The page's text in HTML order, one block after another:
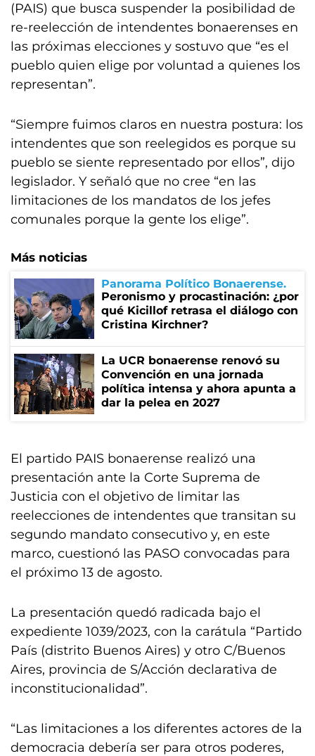
(PAIS) que busca suspender la posibilidad de
re-reelección de intendentes bonaerenses en
las próximas elecciones y sostuvo que “es el
pueblo quien elige por voluntad a quienes los
representan”.
“Siempre fuimos claros en nuestra postura: los
intendentes que son reelegidos es porque su
pueblo se siente representado por ellos”, dijo
legislador. Y señaló que no cree “en las
limitaciones de los mandatos de los jefes
comunales porque la gente los elige”.
Más noticias
Panorama Político Bonaerense
Peronismo y procastinación: ¿por
qué Kicillof retrasa el diálogo con
Cristina Kirchner?
La UCR bonaerense renovó su
Convención en una jornada
política intensa y ahora apunta a
dar la pelea en 2027
El partido PAIS bonaerense realizó una
presentación ante la Corte Suprema de
Justicia con el objetivo de limitar las
reelecciones de intendentes que transitan su
segundo mandato consecutivo y, en este
marco, cuestionó las PASO convocadas para
el próximo 13 de agosto.
La presentación quedó radicada bajo el
expediente 1039/2023, con la carátula “Partido
País (distrito Buenos Aires) y otro C/Buenos
Aires, provincia de S/Acción declarativa de
inconstitucionalidad”.
“Las limitaciones a los diferentes actores de la
democracia debería ser para otros poderes,